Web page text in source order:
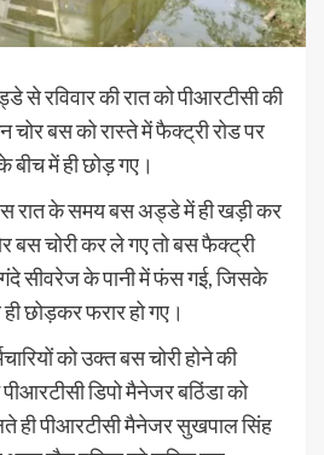
से रविवार की रात को पीआरटीसी की
चोर बस को रास्ते में फैक्ट्री रोड पर
में ही छोड़ गए।
रात के समय बस अड्डे में ही खड़ी कर
बस चोरी कर ले गए तो बस फैक्ट्री
सीवरेज के पानी में फंस गई, जिसके
छोड़कर फरार हो गए।
को उक्त बस चोरी होने की
पीआरटीसी डिपो मैनेजर बठिंडा को
ही पीआरटीसी मैनेजर सुखपाल सिंह